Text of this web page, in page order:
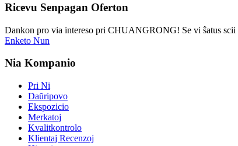
Ricevu Senpagan Oferton
Dankon pro via intereso pri CHUANGRONG! Se vi ŝatus
Enketo Nun
Nia Kompanio
Pri Ni
Daŭripovo
Ekspozicio
Merkatoj
Kvalitkontrolo
Klientaj Recenzoj